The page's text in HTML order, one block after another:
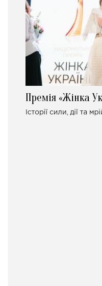
Премія «Жінка
Історії сили, дії та